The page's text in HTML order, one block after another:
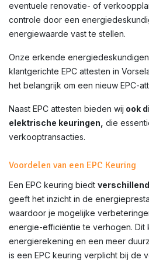
eventuele renovatie- of
controle door een
energiewaarde vast te stellen.
Onze erkende
klantgerichte EPC attesten in
het belangrijk om een nieuw EPC-
Naast EPC attesten bieden wij ook
elektrische keuringen, die
verkooptransacties.
Voordelen van een EPC Keuring
Een EPC keuring biedt
geeft het inzicht in de
waardoor je mogelijke
energie-efficiëntie te verhogen. Dit
energierekening en een meer
is een EPC keuring verplicht bij de